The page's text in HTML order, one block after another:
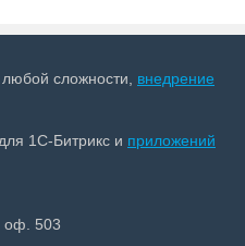
любой сложности, внедрение
1С-Битрикс и приложений
оф. 503